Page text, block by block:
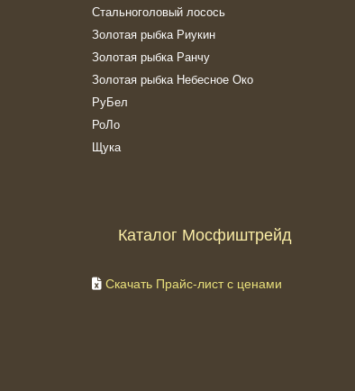
Стальноголовый лосось
Золотая рыбка Риукин
Золотая рыбка Ранчу
Золотая рыбка Небесное Око
РуБел
РоЛо
Щука
Каталог Мосфиштрейд
Скачать Прайс-лист с ценами